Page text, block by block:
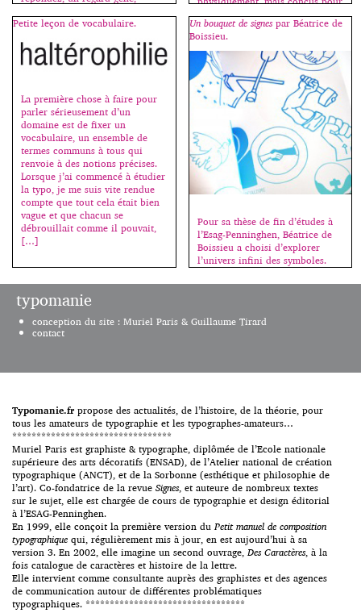
palpable, s’installe chez celui ou
posé la question et oscille […]
aller de pair. Avec beaucoup
d’humour, Peter Bilak, de la
fonderie Typothèque, interroge
les codes du bon goût en alliant
laideur et beauté, le
typographiquement correct et
[…]
Petite leçon de vocabulaire.
La première chose à faire pour
parler sérieusement d’un
domaine est de fixer un
vocabulaire, un ensemble de
termes communs à tous qui
renvoie à des notions précises.
Lorsque j’ai commencé à étudier
la typo, je me suis vite rendue
compte que tout cela était bien
vague et que chacun se
débrouillait comme il pouvait,
[…]
Un bouquet de signespar Béatrice de
Boissieu.
Pour sa thèse de fin d’études à
l’Esag-Penninghen, Béatrice de
Boissieu a choisi d’explorer
l’univers infini des symboles.
Dans un ouvrage de plus de 400
pages (une centaine de mots
visage), elle les analyse et
accessible […]
typomanie
conception du site : Muriel Paris & Guillaume Tirard
contact
Typomanie.fr propose des actualités, de l’histoire, de la théorie, pour
tous les amateurs de typographie et les typographes-amateurs…
*********************************
Muriel Paris est graphiste & typographe, diplômée de l’Ecole nationale
supérieure des arts décoratifs (ENSAD), de l’Atelier national de création
typographique (ANCT), et de la Sorbonne (esthétique et philosophie de
l’art). Co-fondatrice de la revue Signes, et auteure de nombreux textes
sur le sujet, elle est chargée de cours de typographie et design éditorial
à l’ESAG-Penninghen.
En 1999, elle conçoit la première version duPetit manuel de composition
typographique qui, régulièrement mis à jour, en est aujourd’hui à sa
version 3. En 2002, elle imagine un second ouvrage, Des Caractères, à la
fois catalogue de caractères et histoire de la lettre.
Elle intervient comme consultante auprès des graphistes et des agences
de communication autour de différentes problématiques
typographiques. *********************************